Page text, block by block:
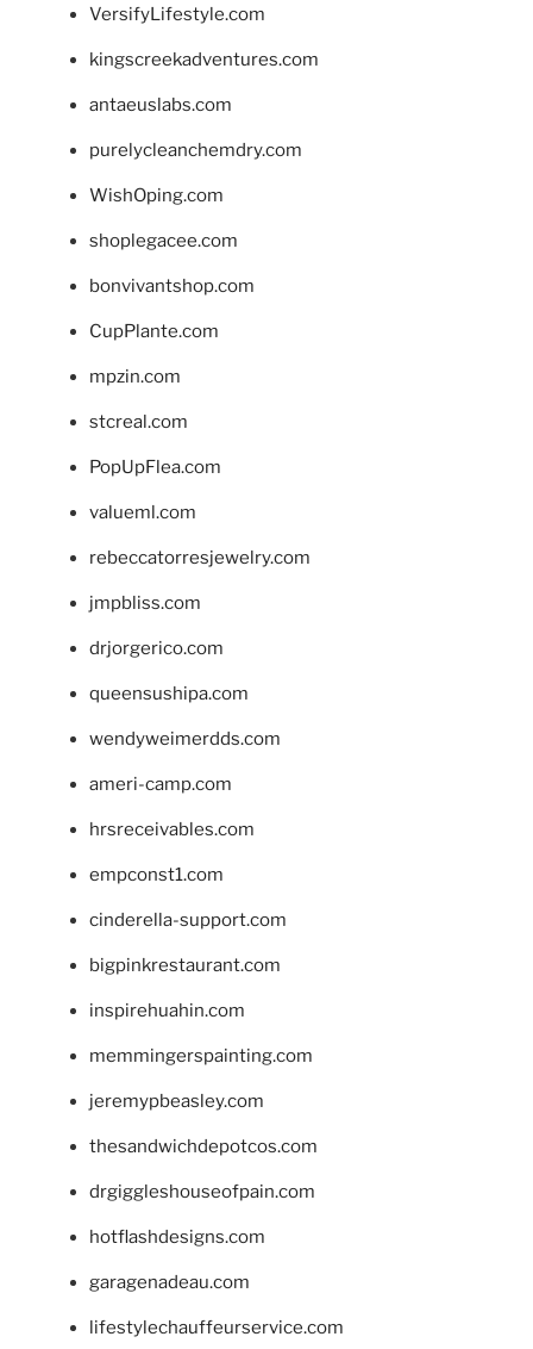
VersifyLifestyle.com
kingscreekadventures.com
antaeuslabs.com
purelycleanchemdry.com
WishOping.com
shoplegacee.com
bonvivantshop.com
CupPlante.com
mpzin.com
stcreal.com
PopUpFlea.com
valueml.com
rebeccatorresjewelry.com
jmpbliss.com
drjorgerico.com
queensushipa.com
wendyweimerdds.com
ameri-camp.com
hrsreceivables.com
empconst1.com
cinderella-support.com
bigpinkrestaurant.com
inspirehuahin.com
memmingerspainting.com
jeremypbeasley.com
thesandwichdepotcos.com
drgiggleshouseofpain.com
hotflashdesigns.com
garagenadeau.com
lifestylechauffeurservice.com